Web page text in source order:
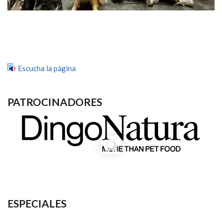
Escucha la página
PATROCINADORES
ESPECIALES